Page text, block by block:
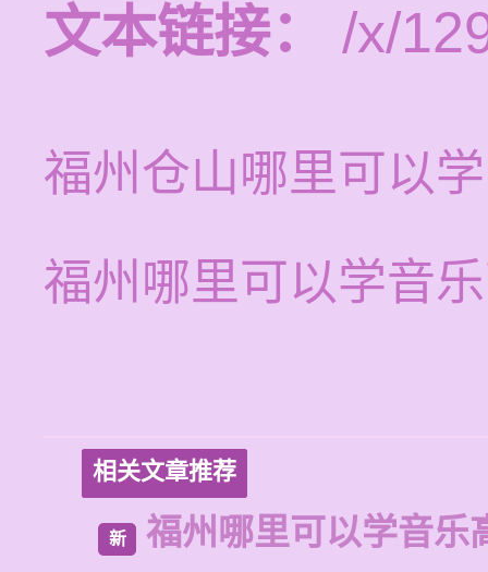
文本链接：
/x/
福州仓山哪里可以
福州哪里可以学音
相关文章推荐
新 福州哪里可以学音乐